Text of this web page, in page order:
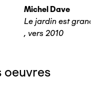
Michel Dave
Le jardin est grand
, vers 2010
oeuvres